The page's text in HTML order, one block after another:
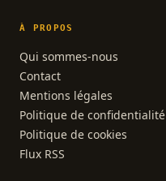
À PROPOS
Qui sommes-nous
Contact
Mentions légales
Politique de confidentialité
Politique de cookies
Flux RSS